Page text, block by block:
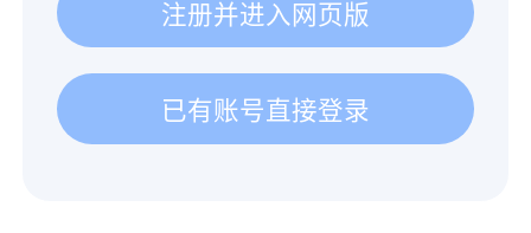
注册并进入网页版
已有账号直接登录